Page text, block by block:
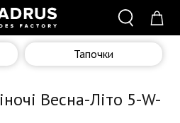
Тапочки
Весна-Літо 5-W-